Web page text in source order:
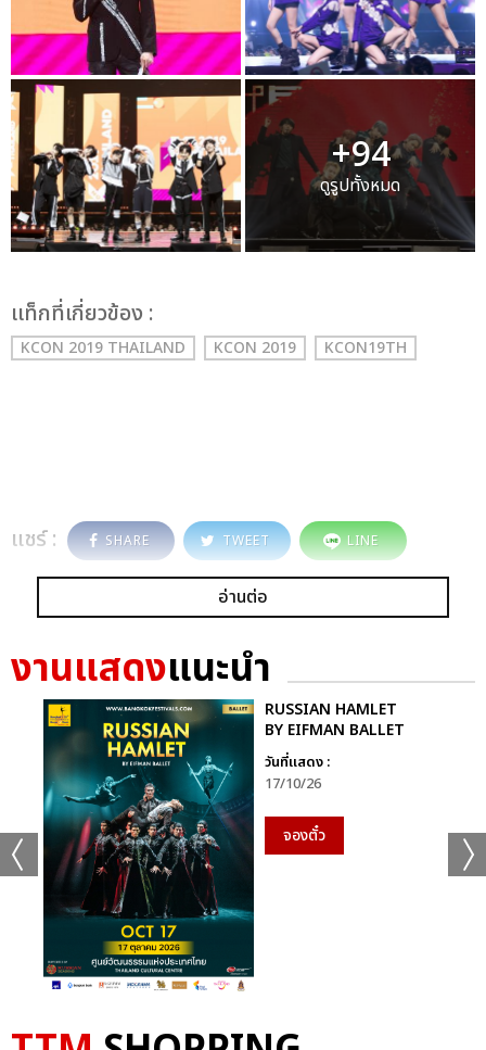
+94
ดูรูปทั้งหมด
เเท็กที่เกี่ยวข้อง :
KCON 2019 THAILAND KCON 2019 KCON19TH
แชร์ : SHARE TWEET LINE
อ่านต่อ
งานแสดงแนะนำ
RUSSIAN HAMLET
BY EIFMAN BALLET
วันที่แสดง :
17/10/26
จองตั๋ว